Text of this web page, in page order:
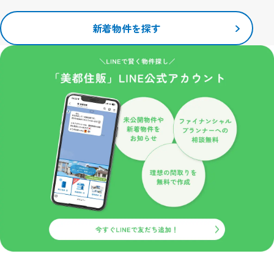
れません。
当サイトで利用するクッキーの情報は、当サイトのサービスを利用
する以外にはまったく意味のない情報です。
ブラウザでクッキーの受け入れを拒否する設定をすることも可能で
ただし、クッキーを受け入れない設定にすると、当サイトのいくつ
かのサービス・機能が正しく作動しない場合もありますので、ご了
安全管理措置
取得した個人情報について、漏えい、滅失又はき損の防止等、その
管理のために必要かつ適切な安全管理措置を講じます。また、取得
した個人情報を取り扱う従業者や委託先（再委託先を含みます）に
対して、必要かつ適切な監督を行います。
プライバシーポリシーの改定について
当サイトにおけるプライバシーポリシーの改定につきましては、個
新着物件を探す